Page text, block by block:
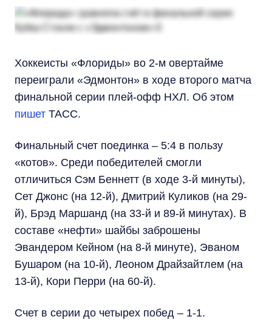
Хоккеисты «Флориды» во 2-м овертайме
переиграли «Эдмонтон» в ходе второго матча
финальной серии плей-офф НХЛ. Об этом
пишет ТАСС.
Финальный счет поединка – 5:4 в пользу
«котов». Среди победителей смогли
отличиться Сэм Беннетт (в ходе 3-й минуты),
Сет Джонс (на 12-й), Дмитрий Куликов (на 29-
й), Брэд Маршанд (на 33-й и 89-й минутах). В
составе «нефти» шайбы заброшены
Эвандером Кейном (на 8-й минуте), Эваном
Бушаром (на 10-й), Леоном Драйзайтлем (на
13-й), Кори Перри (на 60-й).
Счет в серии до четырех побед – 1-1.